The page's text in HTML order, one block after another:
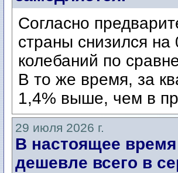
Согласно
страны снизился
колебаний по
В то же время, за
1,4% выше, чем в
29 июля 2026 г.
В настоящее
дешевле всего в